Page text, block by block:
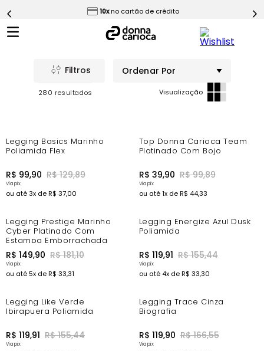
10x no cartão de crédito
Ordenar Por
280
Legging Basics Marinho
Poliamida Flex
R$ 99,90 R$ 129,89
ou até3x deR$ 37,00
-56%
Top Donna Carioca Team
Platinado Com Bojo
R$ 39,90 R$ 99,89
ou até1x deR$ 44,33
-8%
Legging Prestige Marinho
Cyber Platinado Com
Estampa Emborrachada
R$ 149,90 R$ 181,10
ou até5x deR$ 33,31
-14%
Legging Energize Azul Dusk
Poliamida
R$ 119,91 R$ 155,44
ou até 4x deR$ 33,30
-14%
Legging Like Verde
Ibirapuera Poliamida
R$ 119,91 R$ 155,44
-20%
Legging Trace Cinza
Biografia
R$ 119,90 R$ 166,55
Macaquinho
Ultimate Rosa